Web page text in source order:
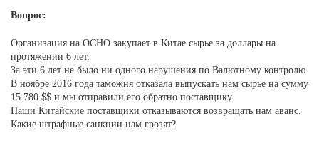
Вопрос:
Организация на ОСНО закупает в Китае сырье за доллары на
протяжении 6 лет.
За эти 6 лет не было ни одного нарушения по Валютному контролю.
В ноябре 2016 года таможня отказала выпускать нам сырье на сумму
15 780 $$ и мы отправили его обратно поставщику.
Наши Китайские поставщики отказываются возвращать нам аванс.
Какие штрафные санкции нам грозят?